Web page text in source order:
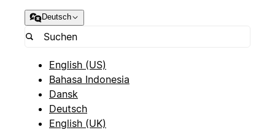
Deutsch
English (US)
Bahasa Indonesia
Dansk
Deutsch
English (UK)